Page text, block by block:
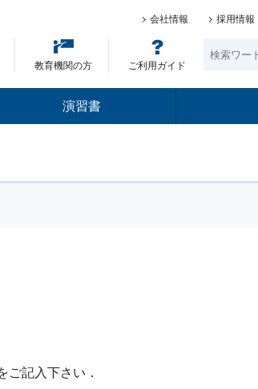
会社情報 採用情報
教育機関の方 ご利用ガイド
演習書
ご記入下さい．